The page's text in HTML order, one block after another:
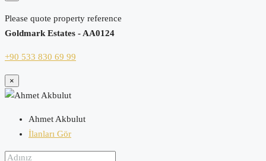
Please quote property reference
Goldmark Estates - AA0124
+90 533 830 69 99
×
Ahmet Akbulut
İlanları Gör